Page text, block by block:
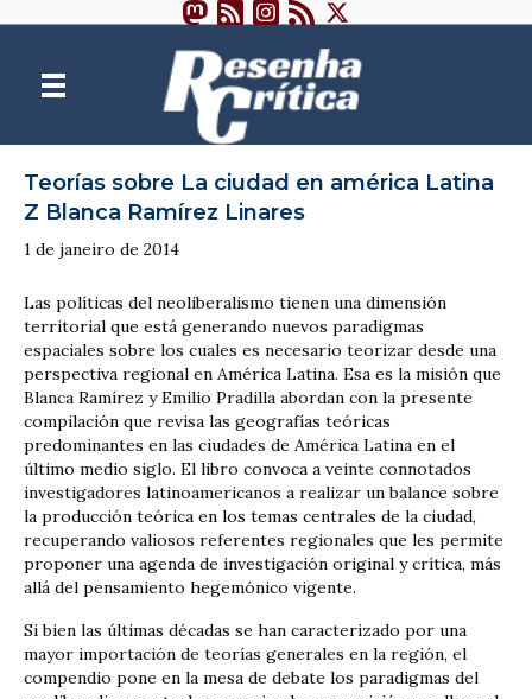
Teorías sobre La ciudad en américa Latina
Z Blanca Ramírez Linares
1 de janeiro de 2014
Las políticas del neoliberalismo tienen una dimensión
territorial que está generando nuevos paradigmas
espaciales sobre los cuales es necesario teorizar desde una
perspectiva regional en América Latina. Esa es la misión que
Blanca Ramírez y Emilio Pradilla abordan con la presente
compilación que revisa las geografías teóricas
predominantes en las ciudades de América Latina en el
último medio siglo. El libro convoca a veinte connotados
investigadores latinoamericanos a realizar un balance sobre
la producción teórica en los temas centrales de la ciudad,
recuperando valiosos referentes regionales que les permite
proponer una agenda de investigación original y crítica, más
allá del pensamiento hegemónico vigente.
Si bien las últimas décadas se han caracterizado por una
mayor importación de teorías generales en la región, el
compendio pone en la mesa de debate los paradigmas del